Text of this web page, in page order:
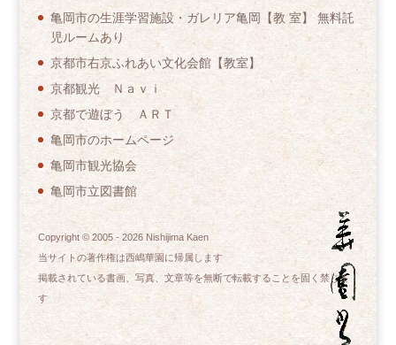
亀岡市の生涯学習施設・ガレリア亀岡【教 室】 無料託
児ルームあり
京都市右京ふれあい文化会館【教室】
京都観光 Ｎａｖｉ
京都で遊ぼう ＡＲＴ
亀岡市のホームページ
亀岡市観光協会
亀岡市立図書館
Copyright © 2005 - 2026Nishijima Kaen
当サイトの著作権は西嶋華園に帰属します
掲載されている書画、写真、文章等を無断で転載することを固く禁じま
す